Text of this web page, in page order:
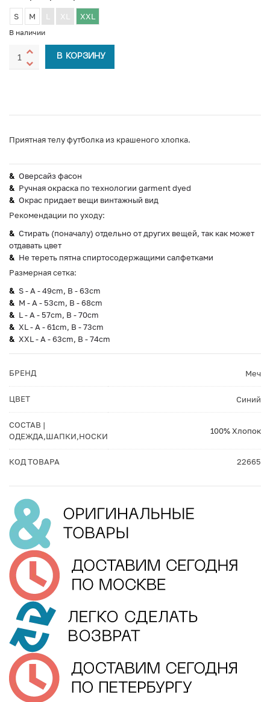
S M L XL XXL
В наличии
В КОРЗИНУ
Приятная телу футболка из крашеного хлопка.
Оверсайз фасон
Ручная окраска по технологии garment dyed
Окрас придает вещи винтажный вид
Рекомендации по уходу:
Стирать (поначалу) отдельно от других вещей, так как может
отдавать цвет
Не тереть пятна спиртосодержащими салфетками
Размерная сетка:
S - A - 49cm, B - 63cm
M - A - 53cm, B - 68cm
L - A - 57cm, B - 70cm
XL - A - 61cm, B - 73cm
XXL - A - 63cm, B - 74cm
БРЕНД Меч
ЦВЕТ Синий
СОСТАВ |
ОДЕЖДА,ШАПКИ,НОСКИ
100% Хлопок
КОД ТОВАРА 22665